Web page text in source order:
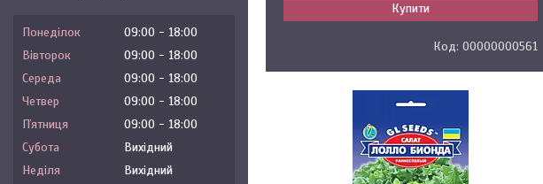
Купити
00000000561
Понеділок 09:00
18:00
Вівторок
09:00
18:00
Середа
09:00
18:00
Четвер
09:00
18:00
Пʼятниця
09:00
18:00
Субота
Вихідний
Неділя
Вихідний